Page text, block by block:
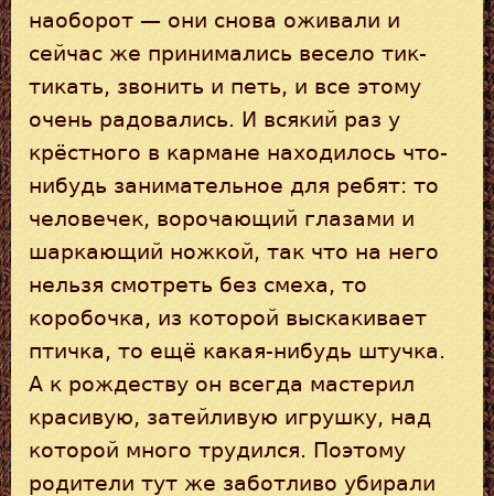
наоборот — они снова оживали и
сейчас же принимались весело тик-
тикать, звонить и петь, и все этому
очень радовались. И всякий раз у
крёстного в кармане находилось что-
нибудь занимательное для ребят: то
человечек, ворочающий глазами и
шаркающий ножкой, так что на него
нельзя смотреть без смеха, то
коробочка, из которой выскакивает
птичка, то ещё какая-нибудь штучка.
А к рождеству он всегда мастерил
красивую, затейливую игрушку, над
которой много трудился. Поэтому
родители тут же заботливо убирали